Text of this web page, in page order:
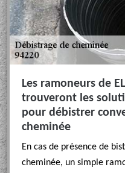
Les ramoneurs de
trouveront les
pour débistrer
cheminée
En cas de présence de
cheminée, un simple